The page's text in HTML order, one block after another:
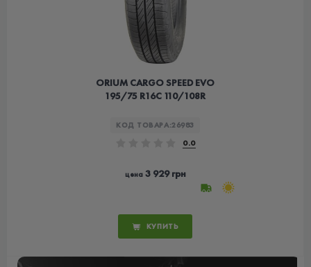
ORIUM CARGO SPEED EVO
195/75 R16C 110/108R
КОД ТОВАРА:26983
0.0
цена3 929 грн
КУПИТЬ